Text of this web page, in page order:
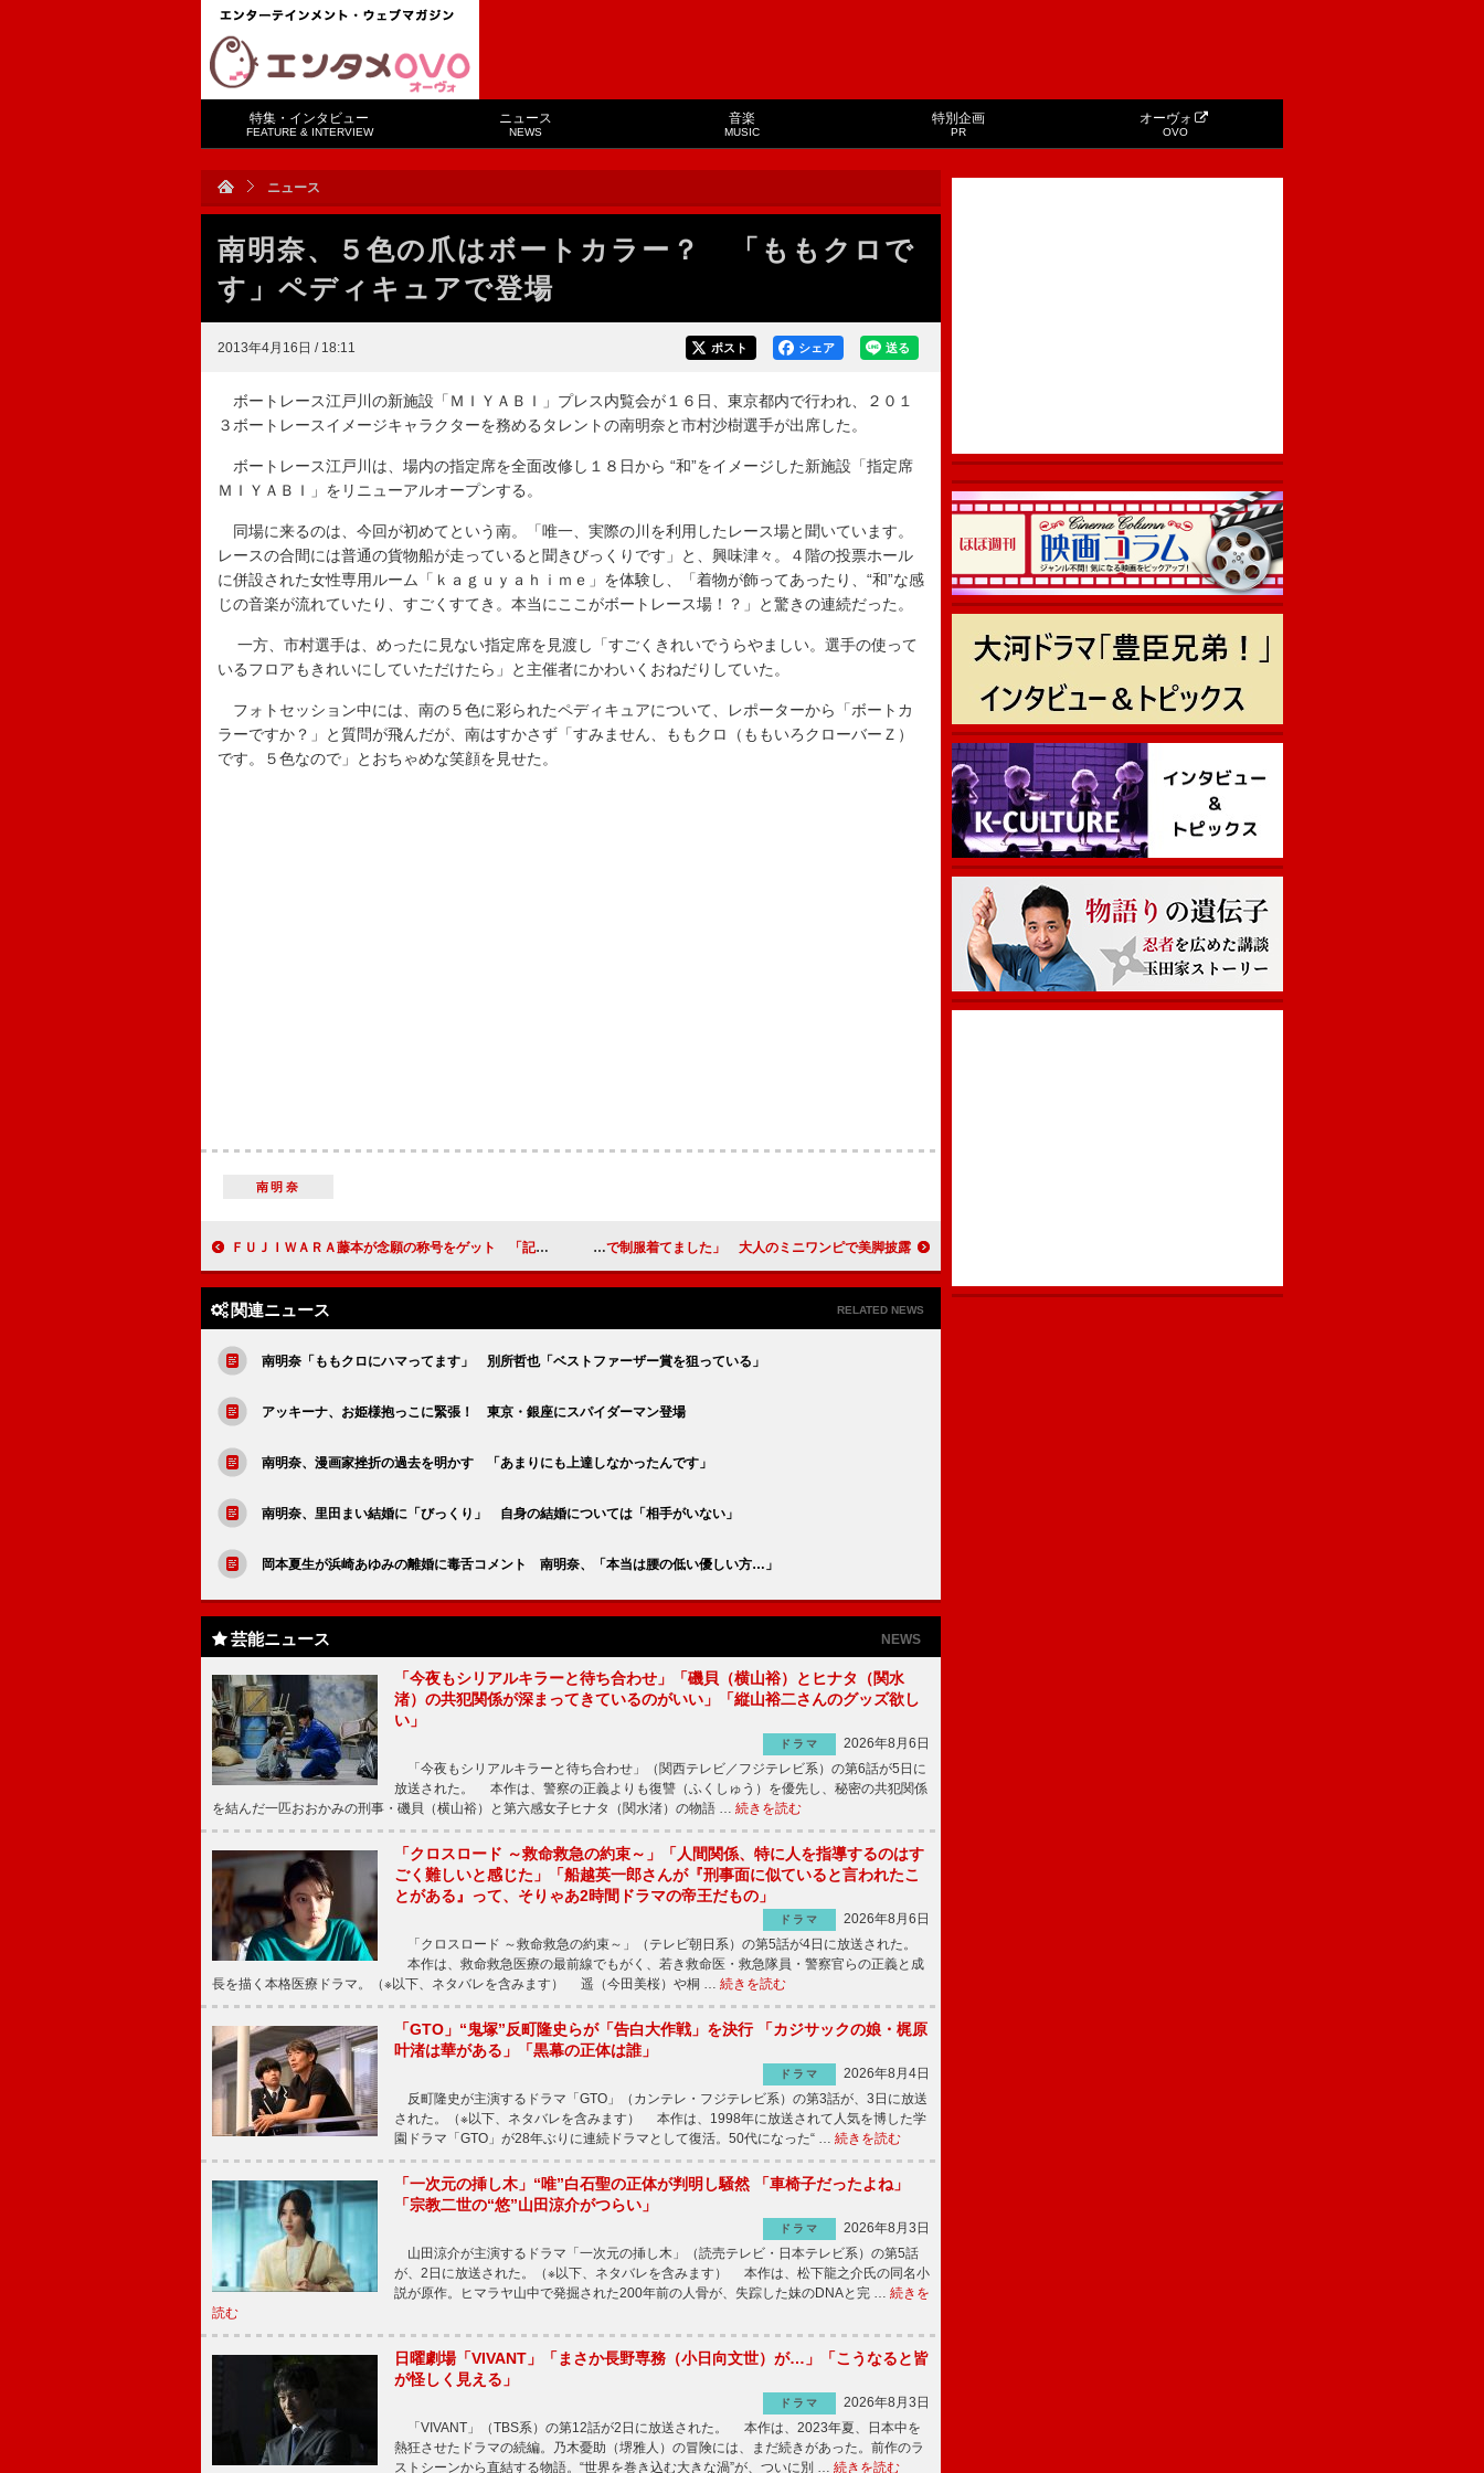
特集・インタビュー
FEATURE & INTERVIEW
ニュース
NEWS
音楽
MUSIC
特別企画
PR
オーヴォ
OVO
ニュース
南明奈、５色の爪はボートカラー？ 「ももクロで
す」ペディキュアで登場
2013年4月16日 / 18:11 送る
シェア
ポスト
ボートレース江戸川の新施設「ＭＩＹＡＢＩ」プレス内覧会が１６日、東京都内で行われ、２０１
３ボートレースイメージキャラクターを務めるタレントの南明奈と市村沙樹選手が出席した。
ボートレース江戸川は、場内の指定席を全面改修し１８日から “和”をイメージした新施設「指定席
ＭＩＹＡＢＩ」をリニューアルオープンする。
同場に来るのは、今回が初めてという南。「唯一、実際の川を利用したレース場と聞いています。
レースの合間には普通の貨物船が走っていると聞きびっくりです」と、興味津々。４階の投票ホール
に併設された女性専用ルーム「ｋａｇｕｙａｈｉｍｅ」を体験し、「着物が飾ってあったり、“和”な感
じの音楽が流れていたり、すごくすてき。本当にここがボートレース場！？」と驚きの連続だった。
一方、市村選手は、めったに見ない指定席を見渡し「すごくきれいでうらやましい。選手の使って
いるフロアもきれいにしていただけたら」と主催者にかわいくおねだりしていた。
フォトセッション中には、南の５色に彩られたペディキュアについて、レポーターから「ボートカ
ラーですか？」と質問が飛んだが、南はすかさず「すみません、ももクロ（ももいろクローバーＺ）
です。５色なので」とおちゃめな笑顔を見せた。
南明奈
ＦＵＪＩＷＡＲＡ藤本が念願の称号をゲット 「記念すべき日になりました」 米倉涼子、「さっきまで制服着てました」 大人のミニワンピで美脚披露
関連ニュース RELATED NEWS
南明奈「ももクロにハマってます」 別所哲也「ベストファーザー賞を狙っている」
アッキーナ、お姫様抱っこに緊張！ 東京・銀座にスパイダーマン登場
南明奈、漫画家挫折の過去を明かす 「あまりにも上達しなかったんです」
南明奈、里田まい結婚に「びっくり」 自身の結婚については「相手がいない」
岡本夏生が浜崎あゆみの離婚に毒舌コメント 南明奈、「本当は腰の低い優しい方…」
芸能ニュース NEWS
「今夜もシリアルキラーと待ち合わせ」「磯貝（横山裕）とヒナタ（関水
渚）の共犯関係が深まってきているのがいい」「縦山裕二さんのグッズ欲し
い」
ドラマ
2026年8月6日
「今夜もシリアルキラーと待ち合わせ」（関西テレビ／フジテレビ系）の第6話が5日に
放送された。 本作は、警察の正義よりも復讐（ふくしゅう）を優先し、秘密の共犯関係
を結んだ一匹おおかみの刑事・磯貝（横山裕）と第六感女子ヒナタ（関水渚）の物語 … 続きを読む
「クロスロード ～救命救急の約束～」「人間関係、特に人を指導するのはす
ごく難しいと感じた」「船越英一郎さんが『刑事面に似ていると言われたこ
とがある』って、そりゃあ2時間ドラマの帝王だもの」
ドラマ
2026年8月6日
「クロスロード ～救命救急の約束～」（テレビ朝日系）の第5話が4日に放送された。
本作は、救命救急医療の最前線でもがく、若き救命医・救急隊員・警察官らの正義と成
長を描く本格医療ドラマ。（※以下、ネタバレを含みます） 遥（今田美桜）や桐 … 続きを読む
「GTO」“鬼塚”反町隆史らが「告白大作戦」を決行 「カジサックの娘・梶原
叶渚は華がある」「黒幕の正体は誰」
ドラマ
2026年8月4日
反町隆史が主演するドラマ「GTO」（カンテレ・フジテレビ系）の第3話が、3日に放送
された。（※以下、ネタバレを含みます） 本作は、1998年に放送されて人気を博した学
園ドラマ「GTO」が28年ぶりに連続ドラマとして復活。50代になった“ … 続きを読む
「一次元の挿し木」“唯”白石聖の正体が判明し騒然 「車椅子だったよね」
「宗教二世の“悠”山田涼介がつらい」
ドラマ
2026年8月3日
山田涼介が主演するドラマ「一次元の挿し木」（読売テレビ・日本テレビ系）の第5話
が、2日に放送された。（※以下、ネタバレを含みます） 本作は、松下龍之介氏の同名小
説が原作。ヒマラヤ山中で発掘された200年前の人骨が、失踪した妹のDNAと完 … 続きを
読む
日曜劇場「VIVANT」「まさか長野専務（小日向文世）が…」「こうなると皆
が怪しく見える」
ドラマ
2026年8月3日
「VIVANT」（TBS系）の第12話が2日に放送された。 本作は、2023年夏、日本中を
熱狂させたドラマの続編。乃木憂助（堺雅人）の冒険には、まだ続きがあった。前作のラ
ストシーンから直結する物語。“世界を巻き込む大きな渦”が、ついに別 … 続きを読む